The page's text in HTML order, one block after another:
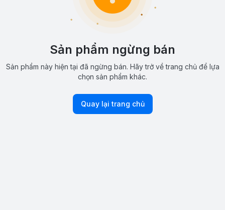
Sản phẩm ngừng bán
Sản phẩm này hiện tại đã ngừng bán. Hãy trở về trang chủ để lựa
chọn sản phẩm khác.
Quay lại trang chủ